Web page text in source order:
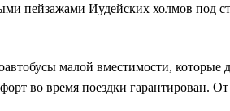
пейзажами Иудейских холмов под
малой вместимости, которые
во время поездки гарантирован.